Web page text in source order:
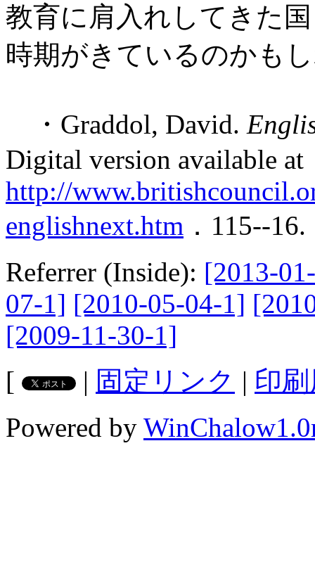
教育に肩入れしてきた
時期がきているのかも
・Graddol, David.
Digital version available at
http://
englishnext.htm ．115--16.
Referrer (Inside): [2013-
07-1] [2010-05-04-1]
[2009-11-30-1]
[
| 固定リンク | 印
Powered by